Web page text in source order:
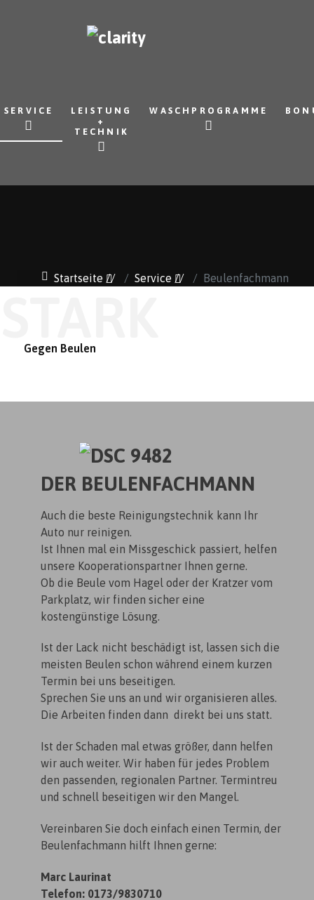
SERVICE
LEISTUNG
+
TECHNIK
WASCHPROGRAMME
Startseite // Service // Beulenfachmann
Gegen Beulen
DER BEULENFACHMANN
Auch die beste Reinigungstechnik kann Ihr
Auto nur reinigen.
Ist Ihnen mal ein Missgeschick passiert, helfen
unsere Kooperationspartner Ihnen gerne.
Ob die Beule vom Hagel oder der Kratzer vom
Parkplatz, wir finden sicher eine
kostengünstige Lösung.
Ist der Lack nicht beschädigt ist, lassen sich die
meisten Beulen schon während einem kurzen
Termin bei uns beseitigen.
Sprechen Sie uns an und wir organisieren alles.
Die Arbeiten finden dann direkt bei uns statt.
Ist der Schaden mal etwas größer, dann helfen
wir auch weiter. Wir haben für jedes Problem
den passenden, regionalen Partner. Termintreu
und schnell beseitigen wir den Mangel.
Vereinbaren Sie doch einfach einen Termin, der
Beulenfachmann hilft Ihnen gerne:
Marc Laurinat
Telefon: 0173/9830710